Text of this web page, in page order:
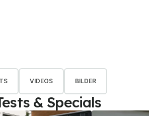
VIDEOS BILDER
& Specials